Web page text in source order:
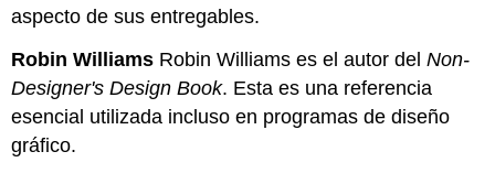
aspecto de sus entregables.
Robin Williams Robin Williams es el autor delNon-
Designer's Design Book. Esta es una referencia
esencial utilizada incluso en programas de diseño
gráfico.